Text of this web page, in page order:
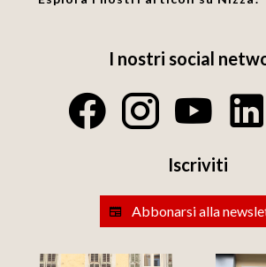
I nostri social
Iscriviti
Abbonarsi alla